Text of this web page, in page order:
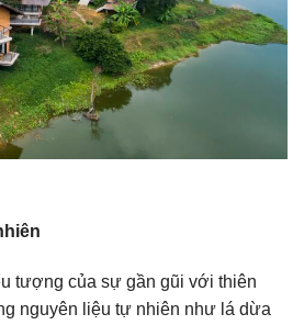
tượng của sự gần gũi với thiên
nguyên liệu tự nhiên như lá dừa